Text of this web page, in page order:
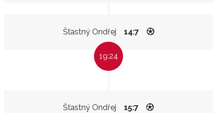
Šťastný Ondřej 14:7
19:24
Šťastný Ondřej 15:7